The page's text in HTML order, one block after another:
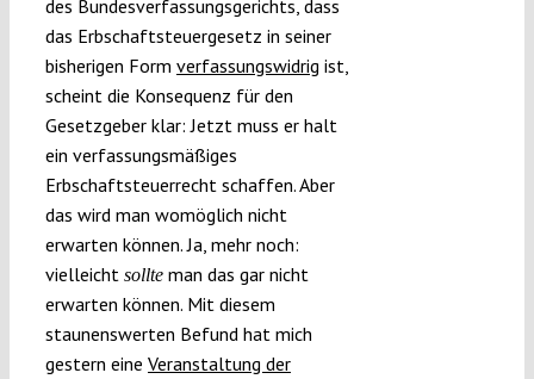
Projects
des Bundesverfassungsgerichts, dass
das Erbschaftsteuergesetz in seiner
bisherigen Form verfassungswidrig ist,
scheint die Konsequenz für den
Gesetzgeber klar: Jetzt muss er halt
ein verfassungsmäßiges
Erbschaftsteuerrecht schaffen. Aber
das wird man womöglich nicht
erwarten können. Ja, mehr noch:
vielleicht sollte man das gar nicht
erwarten können. Mit diesem
staunenswerten Befund hat mich
gestern eine Veranstaltung der